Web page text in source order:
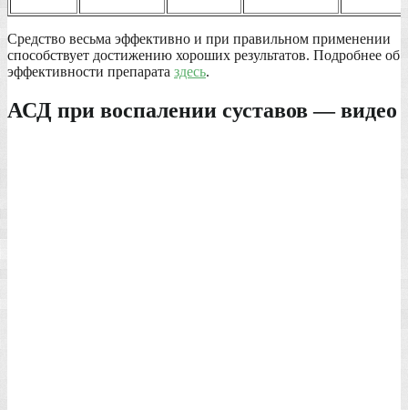
Средство весьма эффективно и при правильном применении
способствует достижению хороших результатов. Подробнее об
эффективности препарата здесь.
АСД при воспалении суставов — видео